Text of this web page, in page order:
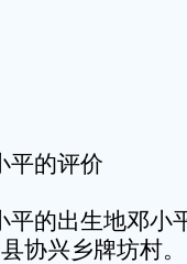
平的评价
平的出生地邓小
协兴乡牌坊村。